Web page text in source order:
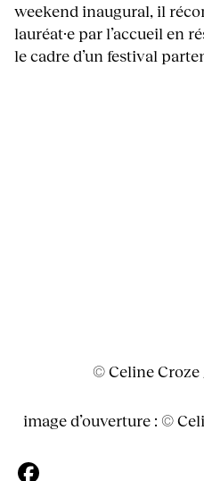
weekend inaugural, il
lauréat·e par l’accueil en
le cadre d’un festival
© Celine Croze
image d’ouverture : ©